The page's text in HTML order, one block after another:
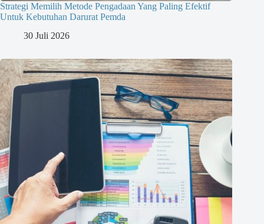
Strategi Memilih Metode Pengadaan Yang Paling Efektif
Untuk Kebutuhan Darurat Pemda
30 Juli 2026